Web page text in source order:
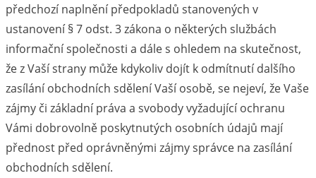
předchozí naplnění předpokladů stanovených v
ustanovení § 7 odst. 3 zákona o některých službách
informační společnosti a dále s ohledem na skutečnost,
že z Vaší strany může kdykoliv dojít k odmítnutí dalšího
zasílání obchodních sdělení Vaší osobě, se nejeví, že Vaše
zájmy či základní práva a svobody vyžadující ochranu
Vámi dobrovolně poskytnutých osobních údajů mají
přednost před oprávněnými zájmy správce na zasílání
obchodních sdělení.